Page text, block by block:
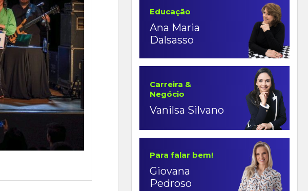
Educação
Ana Maria
Dalsasso
Carreira &
Negócio
Vanilsa Silvano
Para falar bem!
Giovana
Pedroso